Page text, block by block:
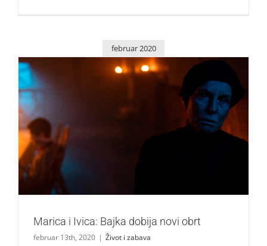
februar 2020
Marica i Ivica: Bajka dobija novi obrt
Marica i Ivica: Bajka dobija novi obrt
februar 13th, 2020 | Život i zabava